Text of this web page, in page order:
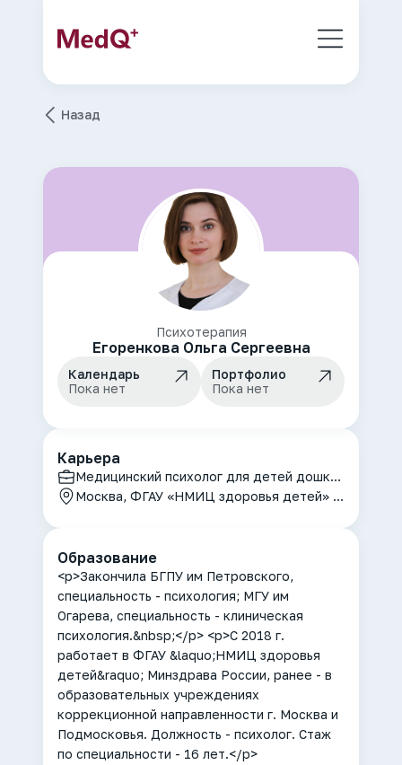
Назад
Психотерапия
Егоренкова Ольга Сергеевна
Календарь
Пока нет
Портфолио
Пока нет
Карьера
Медицинский психолог для детей дошкольного и младшего школьного возраста
Москва, ФГАУ «НМИЦ здоровья детей» Минздрава России
Образование
<p>Закончила БГПУ им Петровского,
специальность - психология; МГУ им
Огарева, специальность - клиническая
психология.&nbsp;</p> <p>С 2018 г.
работает в ФГАУ &laquo;НМИЦ здоровья
детей&raquo; Минздрава России, ранее - в
образовательных учреждениях
коррекционной направленности г. Москва и
Подмосковья. Должность - психолог. Стаж
по специальности - 16 лет.</p>